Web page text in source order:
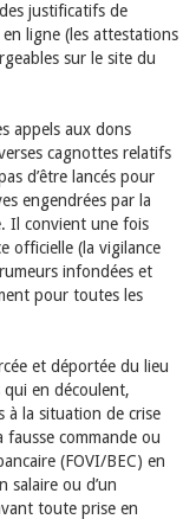
justificatifs de
ligne (les attestations
sur le site du
appels aux dons
cagnottes relatifs
d’être lancés pour
engendrées par la
Il convient une fois
officielle (la vigilance
infondées et
pour toutes les
et déportée du lieu
qui en découlent,
à la situation de crise
fausse commande ou
(FOVI/BEC) en
salaire ou d’un
toute prise en